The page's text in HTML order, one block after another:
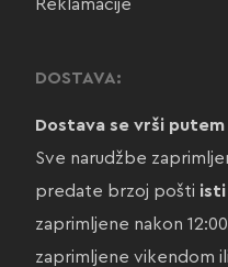
Reklamacije
DOSTAVA:
Dostava se vrši
Sve narudžbe
predate brzoj pošti isti
zaprimljene nakon
zaprimljene vikendom